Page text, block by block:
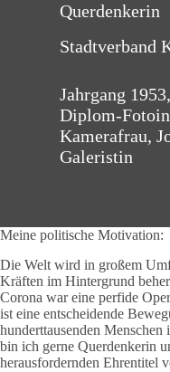
Querdenkerin
Stadtverband
Jahrgang 1953,
Diplom-
Kamerafrau,
Galeristin
Meine politische Motivation:
Die Welt wird in großem
Kräften im Hintergrund
Corona war eine perfide
ist eine entscheidende
hunderttausenden
bin ich gerne Querdenkerin
herausfordernden Ehrentitel